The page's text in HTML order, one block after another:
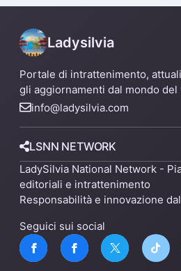
Ladysilvia
Portale di intrattenimento,
gli aggiornamenti dal mondo del
info@ladysilvia.com
LSNN NETWORK
LadySilvia National Network -
editoriali e intrattenimento
Responsabilità e innovazione
Seguici sui social